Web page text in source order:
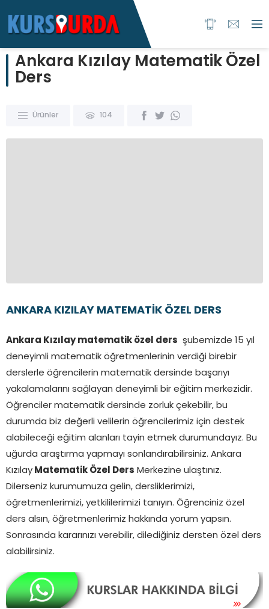
Ankara Kızılay Matematik Özel
Ders
Ürünler 104
ANKARA KIZILAY MATEMATİK ÖZEL DERS
Ankara Kızılay matematik özel ders şubemizde 15 yıl
deneyimli matematik öğretmenlerinin verdiği birebir
derslerle öğrencilerin matematik dersinde başarıyı
yakalamalarını sağlayan deneyimli bir eğitim merkezidir.
Öğrenciler matematik dersinde zorluk çekebilir, bu
durumda biz değerli velilerin öğrencilerimiz için destek
alabileceği eğitim alanları tayin etmek durumundayız. Bu
uğurda araştırma yapmayı sonlandırabilirsiniz. Ankara
Kızılay Matematik Özel Ders Merkezine ulaştınız.
Dilerseniz kurumumuza gelin, dersliklerimizi,
öğretmenlerimizi, yetkililerimizi tanıyın. Öğrenciniz özel
ders alsın, öğretmenlerimiz hakkında yorum yapsın.
Sonrasında kararınızı verebilir, dilediğiniz dersten özel ders
alabilirsiniz.